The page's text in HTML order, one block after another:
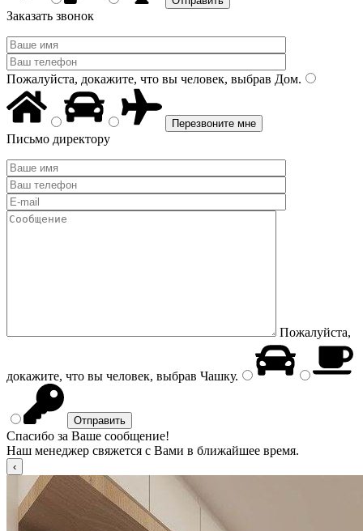
Заказать звонок
Пожалуйста, докажите, что вы человек, выбрав Дом.
Письмо директору
Пожалуйста,
докажите, что вы человек, выбрав Чашку.
Спасибо за Ваше сообщение!
Наш менеджер свяжется с Вами в ближайшее время.